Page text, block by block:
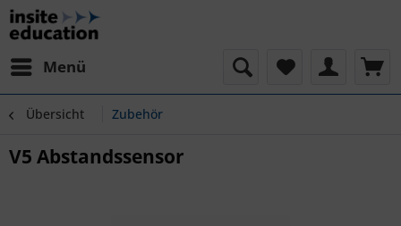
Menü
Übersicht Zubehör
V5 Abstandssensor